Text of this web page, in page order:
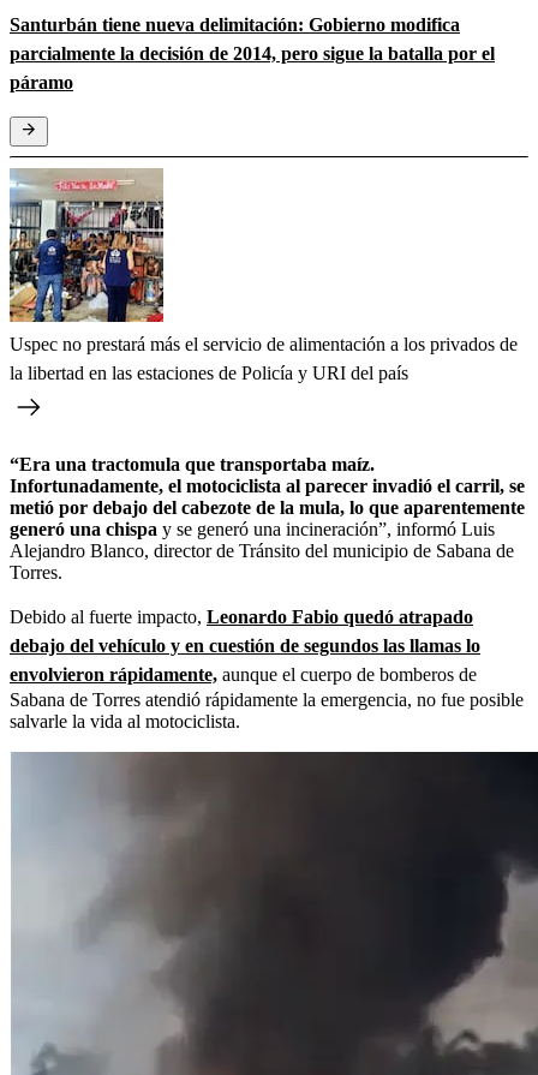
Santurbán tiene nueva delimitación: Gobierno modifica
parcialmente la decisión de 2014, pero sigue la batalla por el
páramo
Uspec no prestará más el servicio de alimentación a los privados de
la libertad en las estaciones de Policía y URI del país
“Era una tractomula que transportaba maíz.
Infortunadamente, el motociclista al parecer invadió el carril, se
metió por debajo del cabezote de la mula, lo que aparentemente
generó una chispa y se generó una incineración”, informó Luis
Alejandro Blanco, director de Tránsito del municipio de Sabana de
Torres.
Debido al fuerte impacto, Leonardo Fabio quedó atrapado
debajo del vehículo y en cuestión de segundos las llamas lo
envolvieron rápidamente, aunque el cuerpo de bomberos de
Sabana de Torres atendió rápidamente la emergencia, no fue posible
salvarle la vida al motociclista.